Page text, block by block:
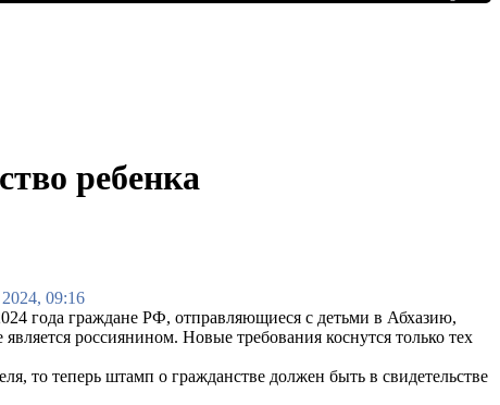
ребенка
09:16
года граждане РФ, отправляющиеся с детьми в Абхазию,
россиянином. Новые требования коснутся только тех
то теперь штамп о гражданстве должен быть в свидетельстве